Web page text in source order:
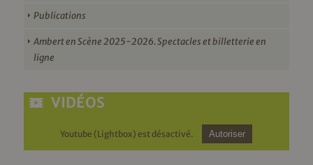
Publications
Ambert en Scène 2025-2026. Spectacles et billetterie en
ligne
VIDÉOS
Youtube (Lightbox) est désactivé. Autoriser